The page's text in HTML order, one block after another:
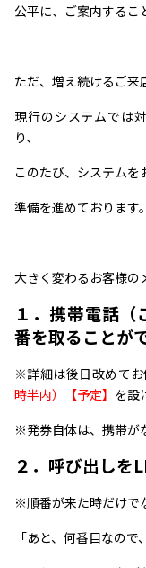
公平に、ご案内するこ
ただ、増え続けるご来
現行のシステムでは
り、
このたび、システムを
準備を進めております。
大きく変わるお客様の
１．携帯電話
番を取ることが
※詳細は後日改めてお
時半内）【予定】 を設
※発券自体は、携帯が
２．呼び出しを
※順番が来た時だけで
「あと、何番目なので